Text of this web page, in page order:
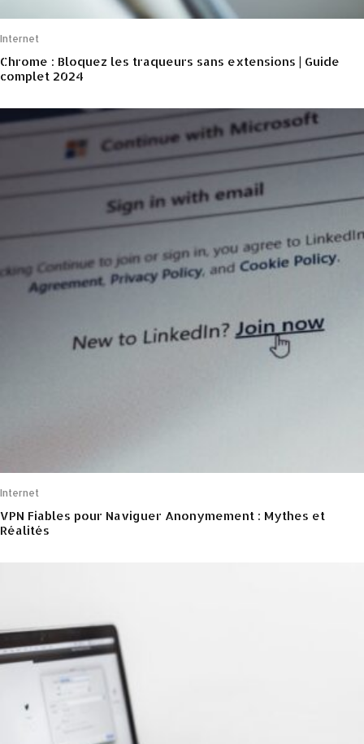
Internet
Chrome : Bloquez les traqueurs sans extensions | Guide
complet 2024
Internet
VPN Fiables pour Naviguer Anonymement : Mythes et
Réalités